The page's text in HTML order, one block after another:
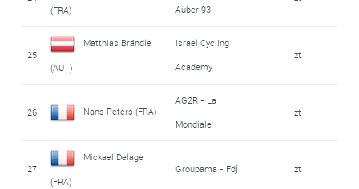
(FRA)
Auber 93
25
Matthias Brändle
(AUT)
Israel Cycling
Academy
zt
26 Nans Peters (FRA)
AG2R - La
Mondiale
zt
27
Mickael Delage
(FRA)
Groupama - Fdj zt